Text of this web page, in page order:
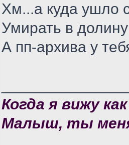
Хм...а куда ушло
Умирать в
А пп-архива у
Когда я вижу
Малыш, ты